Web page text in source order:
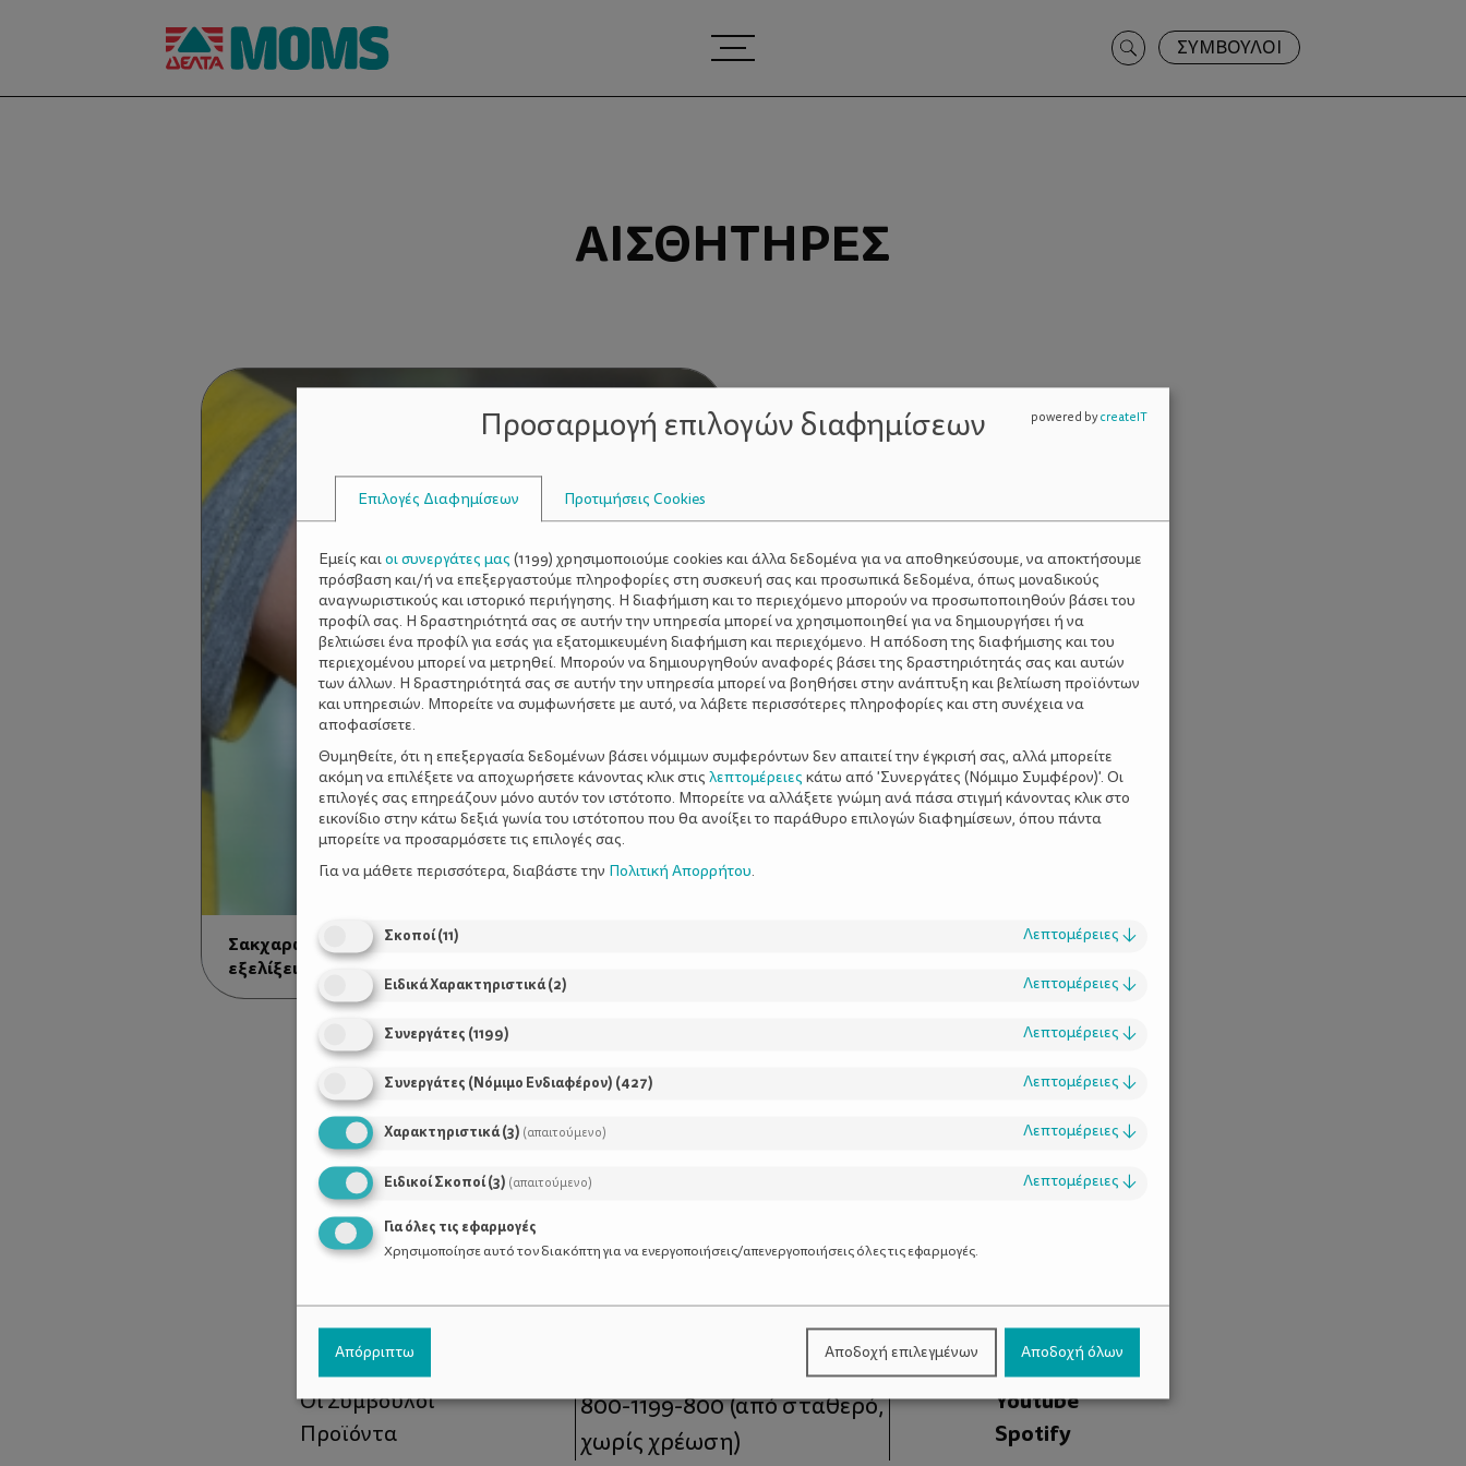
Search
for:
ΣΥΜΒΟΥΛΟΙ
ΑΙΣΘΗΤΉΡΕΣ
Σακχαρώδης διαβήτης Τ1 - Τεχνολογικές
εξελίξεις γύρο από την ασθένεια
Χρήσιμοι Σύνδεσμοι
Τι είναι το ΔΕΛΤΑ moms
Οι Σύμβουλοι
Προϊόντα
Τηλέφωνο Επικοινωνίας:
800-1199-800(από σταθερό,
χωρίς χρέωση)
Facebook
Instagram
Youtube
Spotify
Προσαρμογή επιλογών διαφημίσεων
Επιλογές Διαφημίσεων Προτιμήσεις Cookies
Εμείς καιοι συνεργάτες μας (1199) χρησιμοποιούμε cookies και άλλα δεδομένα για να αποθηκεύσουμε, να αποκτήσουμε
πρόσβαση και/ή να επεξεργαστούμε πληροφορίες στη συσκευή σας και προσωπικά δεδομένα, όπως μοναδικούς
αναγνωριστικούς και ιστορικό περιήγησης. Η διαφήμιση και το περιεχόμενο μπορούν να προσωποποιηθούν βάσει του
προφίλ σας. Η δραστηριότητά σας σε αυτήν την υπηρεσία μπορεί να χρησιμοποιηθεί για να δημιουργήσει ή να
βελτιώσει ένα προφίλ για εσάς για εξατομικευμένη διαφήμιση και περιεχόμενο. Η απόδοση της διαφήμισης και του
περιεχομένου μπορεί να μετρηθεί. Μπορούν να δημιουργηθούν αναφορές βάσει της δραστηριότητάς σας και αυτών
των άλλων. Η δραστηριότητά σας σε αυτήν την υπηρεσία μπορεί να βοηθήσει στην ανάπτυξη και βελτίωση προϊόντων
και υπηρεσιών. Μπορείτε να συμφωνήσετε με αυτό, να λάβετε περισσότερες πληροφορίες και στη συνέχεια να
αποφασίσετε.
Θυμηθείτε, ότι η επεξεργασία δεδομένων βάσει νόμιμων συμφερόντων δεν απαιτεί την έγκρισή σας, αλλά μπορείτε
ακόμη να επιλέξετε να αποχωρήσετε κάνοντας κλικ στις λεπτομέρειες κάτω από 'Συνεργάτες (Νόμιμο Συμφέρον)'. Οι
επιλογές σας επηρεάζουν μόνο αυτόν τον ιστότοπο. Μπορείτε να αλλάξετε γνώμη ανά πάσα στιγμή κάνοντας κλικ στο
εικονίδιο στην κάτω δεξιά γωνία του ιστότοπου που θα ανοίξει το παράθυρο επιλογών διαφημίσεων, όπου πάντα
μπορείτε να προσαρμόσετε τις επιλογές σας.
Για να μάθετε περισσότερα, διαβάστε την Πολιτική Απορρήτου.
Σκοποί(11) Λεπτομέρειες ↓
Ειδικά Χαρακτηριστικά(2) Λεπτομέρειες ↓
Συνεργάτες (1199) Λεπτομέρειες ↓
Συνεργάτες (Νόμιμο Ενδιαφέρον) (427) Λεπτομέρειες ↓
Χαρακτηριστικά(3) (απαιτούμενο) Λεπτομέρειες ↓
Ειδικοί Σκοποί(3) (απαιτούμενο) Λεπτομέρειες ↓
Για όλες τις εφαρμογές
Χρησιμοποίησε αυτό τον διακόπτη για να ενεργοποιήσεις/απενεργοποιήσεις όλες τις εφαρμογές.
Απόρριπτω Αποδοχή επιλεγμένων Αποδοχή όλων
powered bycreateIT